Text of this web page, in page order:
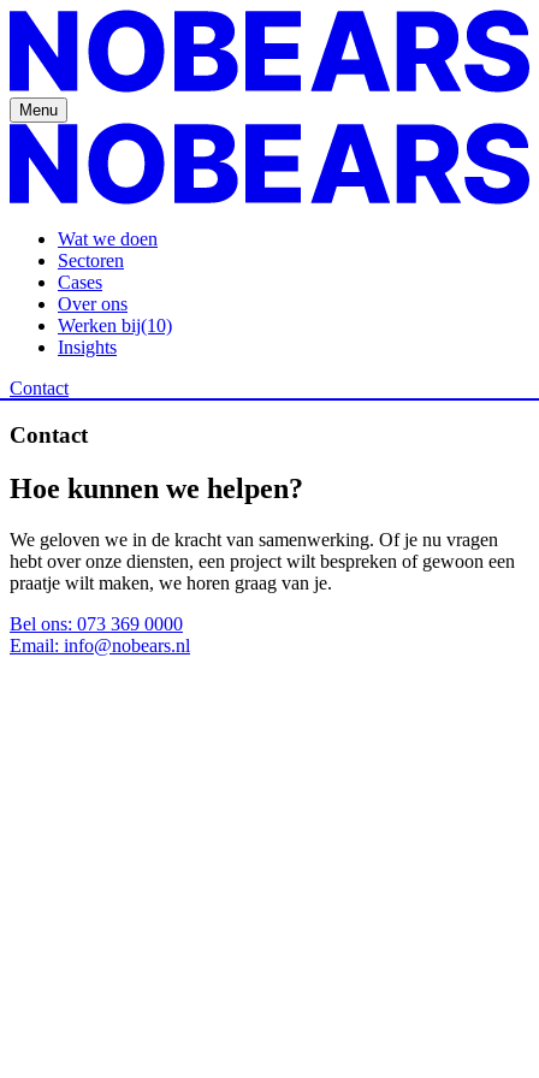
Menu
Wat we doen
Sectoren
Cases
Over ons
Werken bij(10)
Insights
Contact
Contact
Hoe kunnen we helpen?
We geloven we in de kracht van samenwerking. Of je nu vragen
hebt over onze diensten, een project wilt bespreken of gewoon een
praatje wilt maken, we horen graag van je.
Bel ons: 073 369 0000
Email: info@nobears.nl